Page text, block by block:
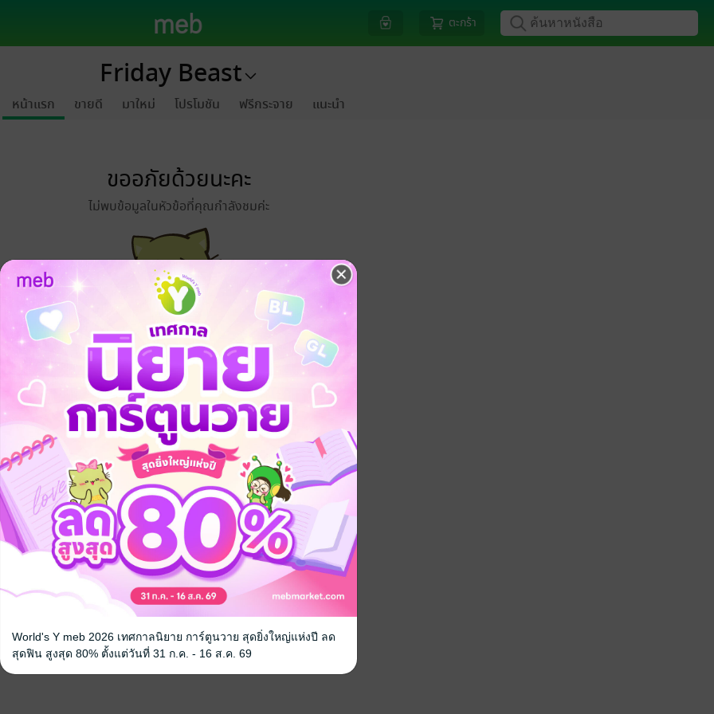
ตะกร้า
Friday Beast
หน้าแรก ขายดี มาใหม่ โปรโมชัน ฟรีกระจาย แนะนำ
ขออภัยด้วยนะคะ
ไม่พบข้อมูลในหัวข้อที่คุณกำลังชมค่ะ
World's Y meb 2026 เทศกาลนิยาย การ์ตูนวาย สุดยิ่งใหญ่แห่งปี ลด
สุดฟิน สูงสุด 80% ตั้งแต่วันที่ 31 ก.ค. - 16 ส.ค. 69